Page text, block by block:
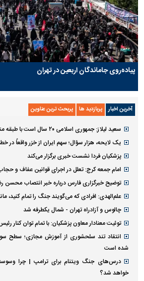
پیاده‌روی جاماندگان اربعین در تهران
آخرین اخبار پربازدید ها پربحث ترین عناوین
سعید لیلاز: جمهوری اسلامی ۲۰ سال است با طبقه متوسط درافتاده است
یک لایحه، هزار سؤال؛ سهم ایران از خزر واقعاً در
پزشکیان فردا نشست خبری برگزار می‌کند
امام جمعه کرج: تعلل در اجرای قوانین عفاف و
توضیح خبرگزاری فارس درباره خبر انتصاب محسن
علم‌الهدی: افرادی که می‌گویند جنگ را تمام کنید،
چالوس و آزادراه تهران - شمال یکطرفه شد
توئیت معنادار معاون پزشکیان: با تمام توان کنار
انتقاد تند سلحشوری از آموزش مجازی؛ سطح
شده است
درس‌های جنگ ویتنام برای ترامپ | چرا وسوسه
خواهد شد؟